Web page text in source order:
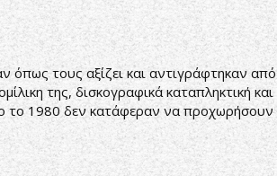
όπως τους αξίζει και αντιγράφτηκαν από
της, δισκογραφικά καταπληκτική και
το 1980 δεν κατάφεραν να προχωρήσουν